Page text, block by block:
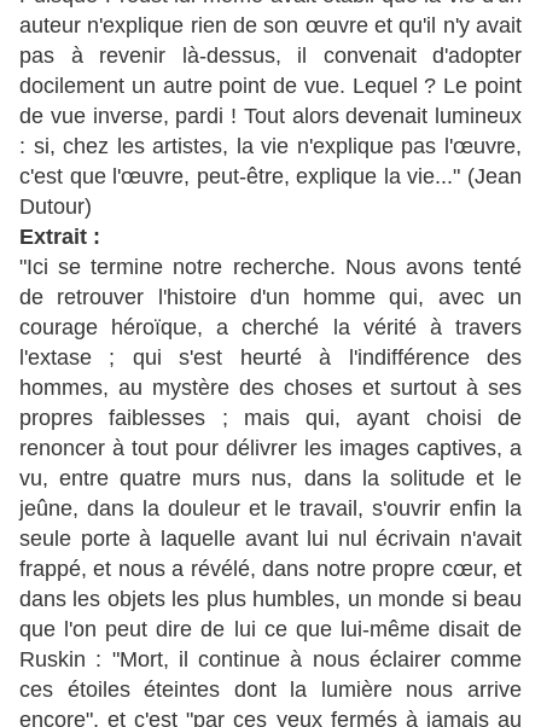
auteur n'explique rien de son œuvre et qu'il n'y avait
pas à revenir là-dessus, il convenait d'adopter
docilement un autre point de vue. Lequel ? Le point
de vue inverse, pardi ! Tout alors devenait lumineux
: si, chez les artistes, la vie n'explique pas l'œuvre,
c'est que l'œuvre, peut-être, explique la vie..." (Jean
Dutour)
Extrait :
"Ici se termine notre recherche. Nous avons tenté
de retrouver l'histoire d'un homme qui, avec un
courage héroïque, a cherché la vérité à travers
l'extase ; qui s'est heurté à l'indifférence des
hommes, au mystère des choses et surtout à ses
propres faiblesses ; mais qui, ayant choisi de
renoncer à tout pour délivrer les images captives, a
vu, entre quatre murs nus, dans la solitude et le
jeûne, dans la douleur et le travail, s'ouvrir enfin la
seule porte à laquelle avant lui nul écrivain n'avait
frappé, et nous a révélé, dans notre propre cœur, et
dans les objets les plus humbles, un monde si beau
que l'on peut dire de lui ce que lui-même disait de
Ruskin : "Mort, il continue à nous éclairer comme
ces étoiles éteintes dont la lumière nous arrive
encore", et c'est "par ces yeux fermés à jamais au